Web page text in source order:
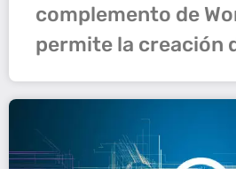
complemento de
permite la creación